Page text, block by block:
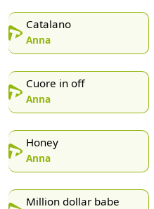
Catalano
Anna
Cuore in off
Anna
Honey
Anna
Million dollar babe